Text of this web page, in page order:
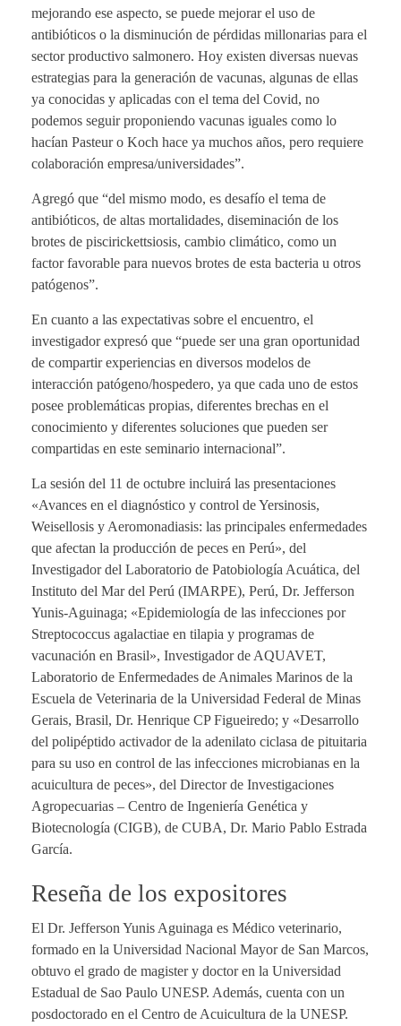
mejorando ese aspecto, se puede mejorar el uso de
antibióticos o la disminución de pérdidas millonarias para el
sector productivo salmonero. Hoy existen diversas nuevas
estrategias para la generación de vacunas, algunas de ellas
ya conocidas y aplicadas con el tema del Covid, no
podemos seguir proponiendo vacunas iguales como lo
hacían Pasteur o Koch hace ya muchos años, pero requiere
colaboración empresa/universidades”.
Agregó que “del mismo modo, es desafío el tema de
antibióticos, de altas mortalidades, diseminación de los
brotes de piscirickettsiosis, cambio climático, como un
factor favorable para nuevos brotes de esta bacteria u otros
patógenos”.
En cuanto a las expectativas sobre el encuentro, el
investigador expresó que “puede ser una gran oportunidad
de compartir experiencias en diversos modelos de
interacción patógeno/hospedero, ya que cada uno de estos
posee problemáticas propias, diferentes brechas en el
conocimiento y diferentes soluciones que pueden ser
compartidas en este seminario internacional”.
La sesión del 11 de octubre incluirá las presentaciones
«Avances en el diagnóstico y control de Yersinosis,
Weisellosis y Aeromonadiasis: las principales enfermedades
que afectan la producción de peces en Perú», del
Investigador del Laboratorio de Patobiología Acuática, del
Instituto del Mar del Perú (IMARPE), Perú, Dr. Jefferson
Yunis-Aguinaga; «Epidemiología de las infecciones por
Streptococcus agalactiae en tilapia y programas de
vacunación en Brasil», Investigador de AQUAVET,
Laboratorio de Enfermedades de Animales Marinos de la
Escuela de Veterinaria de la Universidad Federal de Minas
Gerais, Brasil, Dr. Henrique CP Figueiredo; y «Desarrollo
del polipéptido activador de la adenilato ciclasa de pituitaria
para su uso en control de las infecciones microbianas en la
acuicultura de peces», del Director de Investigaciones
Agropecuarias – Centro de Ingeniería Genética y
Biotecnología (CIGB), de CUBA, Dr. Mario Pablo Estrada
García.
Reseña de los expositores
El Dr. Jefferson Yunis Aguinaga es Médico veterinario,
formado en la Universidad Nacional Mayor de San Marcos,
obtuvo el grado de magister y doctor en la Universidad
Estadual de Sao Paulo UNESP. Además, cuenta con un
posdoctorado en el Centro de Acuicultura de la UNESP.